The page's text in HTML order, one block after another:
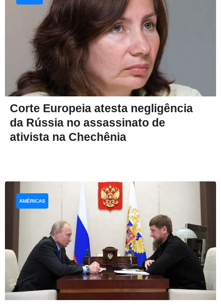
Corte Europeia atesta negligência
da Rússia no assassinato de
ativista na Chechênia
AMÉRICAS